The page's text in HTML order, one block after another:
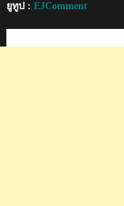
ยูทูป : EJComment